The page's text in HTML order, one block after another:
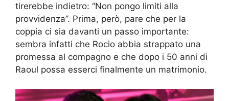
tirerebbe indietro: “Non pongo limiti alla
provvidenza”. Prima, però, pare che per la
coppia ci sia davanti un passo importante:
sembra infatti che Rocio abbia strappato una
promessa al compagno e che dopo i 50 anni di
Raoul possa esserci finalmente un matrimonio.